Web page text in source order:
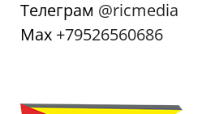
Телеграм @ricmedia
Мах +79526560686